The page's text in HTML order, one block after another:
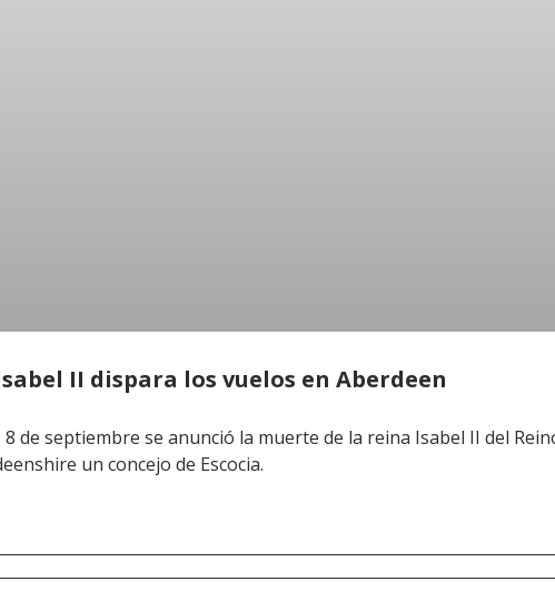
II dispara los vuelos en Aberdeen
de septiembre se anunció la muerte de la reina Isabel II del
un concejo de Escocia.